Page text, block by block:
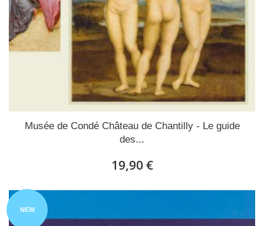
Musée de Condé Château de Chantilly - Le guide
des...
19,90 €
NEW